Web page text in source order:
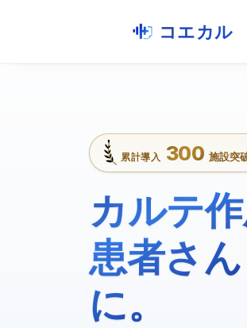
コエカル
累計導入 300 施設突
カルテ作
患者さ
に。